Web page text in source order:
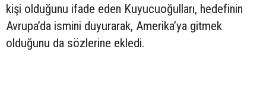
kişi olduğunu ifade eden Kuyucuoğulları, hedefinin
Avrupa’da ismini duyurarak, Amerika’ya gitmek
olduğunu da sözlerine ekledi.